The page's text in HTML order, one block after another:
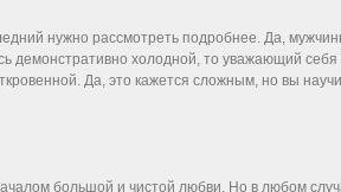
нужно рассмотреть подробнее. Да,
демонстративно холодной, то уважающий
Да, это кажется сложным, но вы
большой и чистой любви. Но в любом